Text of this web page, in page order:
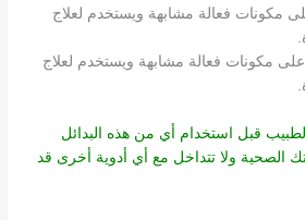
مكونات فعالة مشابهة ويستخدم لعلاج
مكونات فعالة مشابهة ويستخدم لعلاج
قبل استخدام أي من هذه البدائل
الصحية ولا تتداخل مع أي أدوية أخرى قد